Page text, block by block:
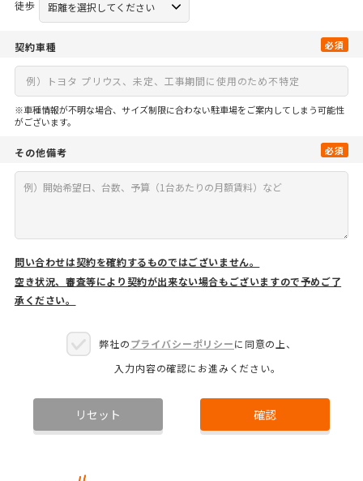
徒歩
契約車種 必須
※車種情報が不明な場合、サイズ制限に合わない駐車場をご案内してしまう可能性
がございます。
その他備考 必須
問い合わせは契約を確約するものではございません。
空き状況、審査等により契約が出来ない場合もございますので予めご了
承ください。
弊社のプライバシーポリシーに同意の上、
入力内容の確認にお進みください。
リセット 確認